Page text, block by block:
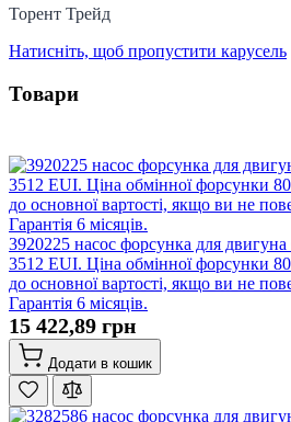
Торент Трейд
Натисніть, щоб пропустити карусель
Товари
3920225 насос форсунка для
3512 EUI. Ціна обмінної форсунки
до основної вартості, якщо ви не
Гарантія 6 місяців.
15 422,89 грн
Додати в кошик